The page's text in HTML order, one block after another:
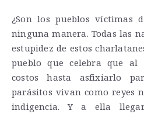
¿Son los pueblos víctimas
ninguna manera. Todas las
estupidez de estos
pueblo que celebra que al
costos hasta asfixiarlo
parásitos vivan como reyes
indigencia. Y a ella